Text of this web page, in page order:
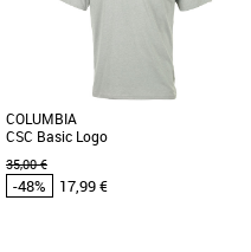
manches courtes d'occasion en coton
doux qui se distingue par le grand [...]
COLUMBIA
CSC Basic Logo
35,00 €
-48% 17,99 €